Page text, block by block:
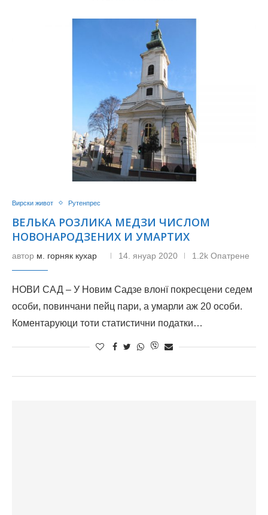
Вирски живот Рутенпрес
ВЕЛЬКА РОЗЛИКА МЕДЗИ ЧИСЛОМ
НОВОНАРОДЗЕНИХ И УМАРТИХ
автор м. горняк кухар 14. януар 2020 1.2k Опатрене
НОВИ САД – У Новим Садзе влонї покресцени седем
особи, повинчани пейц пари, а умарли аж 20 особи.
Коментаруюци тоти статистични податки…